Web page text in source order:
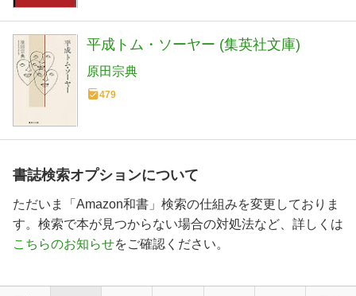
平成トム・ソーヤー (集英社文庫)
原田宗典
479
書誌検索オプションについて
ただいま「Amazon和書」検索の仕組みを変更しておりま
す。検索で本が見つからない場合の対処法など、詳しくは
こちらのお知らせをご確認ください。